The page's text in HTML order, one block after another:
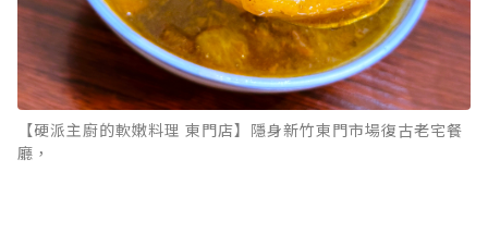
【硬派主廚的軟嫩料理 東門店】隱身新竹東門市場復古老宅餐
廳，